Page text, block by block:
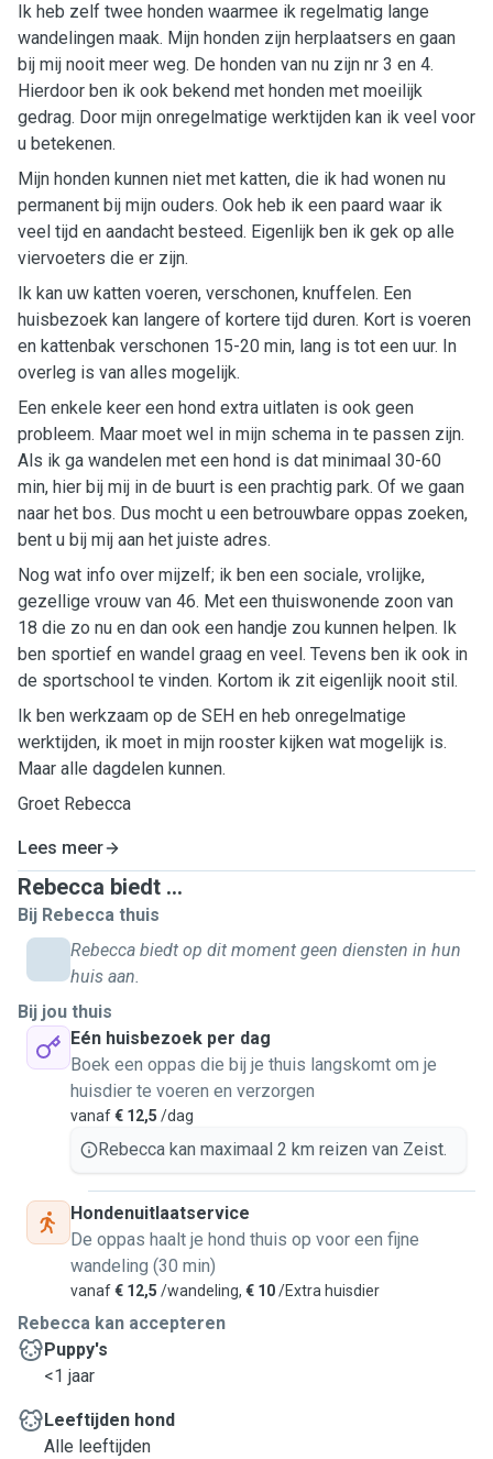
Ik heb zelf twee honden waarmee ik regelmatig lange
wandelingen maak. Mijn honden zijn herplaatsers en gaan
bij mij nooit meer weg. De honden van nu zijn nr 3 en 4.
Hierdoor ben ik ook bekend met honden met moeilijk
gedrag. Door mijn onregelmatige werktijden kan ik veel voor
u betekenen.
Mijn honden kunnen niet met katten, die ik had wonen nu
permanent bij mijn ouders. Ook heb ik een paard waar ik
veel tijd en aandacht besteed. Eigenlijk ben ik gek op alle
viervoeters die er zijn.
Ik kan uw katten voeren, verschonen, knuffelen. Een
huisbezoek kan langere of kortere tijd duren. Kort is voeren
en kattenbak verschonen 15-20 min, lang is tot een uur. In
overleg is van alles mogelijk.
Een enkele keer een hond extra uitlaten is ook geen
probleem. Maar moet wel in mijn schema in te passen zijn.
Als ik ga wandelen met een hond is dat minimaal 30-60
min, hier bij mij in de buurt is een prachtig park. Of we gaan
naar het bos. Dus mocht u een betrouwbare oppas zoeken,
bent u bij mij aan het juiste adres.
Nog wat info over mijzelf; ik ben een sociale, vrolijke,
gezellige vrouw van 46. Met een thuiswonende zoon van
18 die zo nu en dan ook een handje zou kunnen helpen. Ik
ben sportief en wandel graag en veel. Tevens ben ik ook in
de sportschool te vinden. Kortom ik zit eigenlijk nooit stil.
Ik ben werkzaam op de SEH en heb onregelmatige
werktijden, ik moet in mijn rooster kijken wat mogelijk is.
Maar alle dagdelen kunnen.
Groet Rebecca
Lees meer
Rebecca biedt ...
Bij Rebecca thuis
Rebecca biedt op dit moment geen diensten in hun
huis aan.
Bij jou thuis
Eén huisbezoek per dag
Boek een oppas die bij je thuis langskomt om je
huisdier te voeren en verzorgen
vanaf€ 12,5 /dag
Rebecca kan maximaal 2 km reizen van Zeist.
Hondenuitlaatservice
De oppas haalt je hond thuis op voor een fijne
wandeling (30 min)
vanaf€ 12,5 /wandeling, € 10/Extra huisdier
Rebecca kan accepteren
Puppy's
<1 jaar
Leeftijden hond
Alle leeftijden